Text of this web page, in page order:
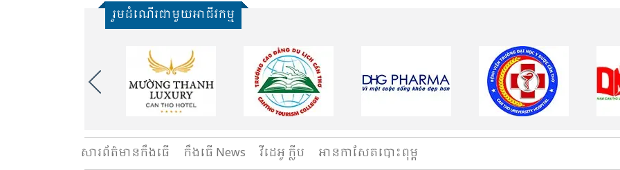
រួមដំណើរជាមួយអាជីវកម្ម
សារ​ព័ត៌មានកឹងធើ កឹងធើ News វីដេអូ ក្លីប អានកាសែតបោះពុម្ព